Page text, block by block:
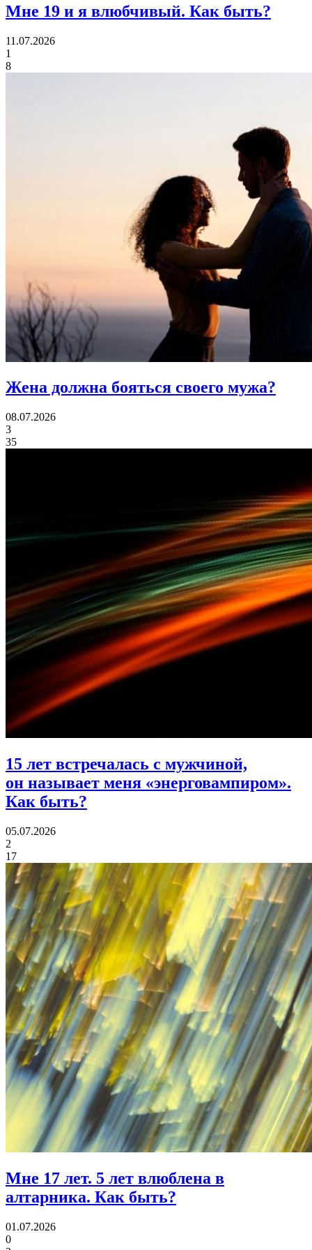
Мне 19 и я влюбчивый. Как быть?
11.07.2026
1
8
Жена должна бояться своего мужа?
08.07.2026
3
35
15 лет встречалась с мужчиной,
он называет меня «энерговампиром».
Как быть?
05.07.2026
2
17
Мне 17 лет. 5 лет влюблена в
алтарника. Как быть?
01.07.2026
0